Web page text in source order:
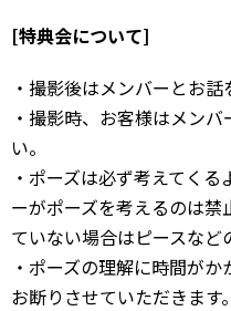
[特典会について]
・撮影後はメンバーとお話
・撮影時、お客様はメン
い。
・ポーズは必ず考えてく
ーがポーズを考えるのは禁
ていない場合はピースなど
・ポーズの理解に時間が
お断りさせていただきます。